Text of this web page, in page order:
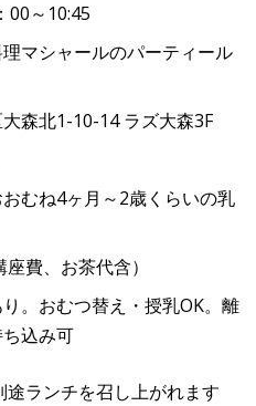
00～10:45
マシャールのパーティール
森北1-10-14 ラズ大森3F
むね4ヶ月～2歳くらいの乳
費、お茶代含）
。おむつ替え・授乳OK。離
込み可
ランチを召し上がれます